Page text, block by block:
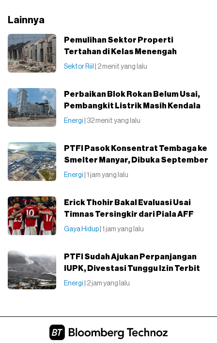
Lainnya
Pemulihan Sektor Properti
Tertahan di Kelas Menengah
Sektor Riil | 2 menit yang lalu
Perbaikan Blok Rokan Belum Usai,
Pembangkit Listrik Masih Kendala
Energi | 32 menit yang lalu
PTFI Pasok Konsentrat Tembaga ke
Smelter Manyar, Dibuka September
Energi | 1 jam yang lalu
Erick Thohir Bakal Evaluasi Usai
Timnas Tersingkir dari Piala AFF
Gaya Hidup | 1 jam yang lalu
PTFI Sudah Ajukan Perpanjangan
IUPK, Divestasi Tunggu Izin Terbit
Energi | 2 jam yang lalu